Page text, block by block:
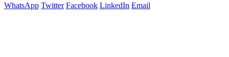
WhatsApp Twitter Facebook LinkedIn Email